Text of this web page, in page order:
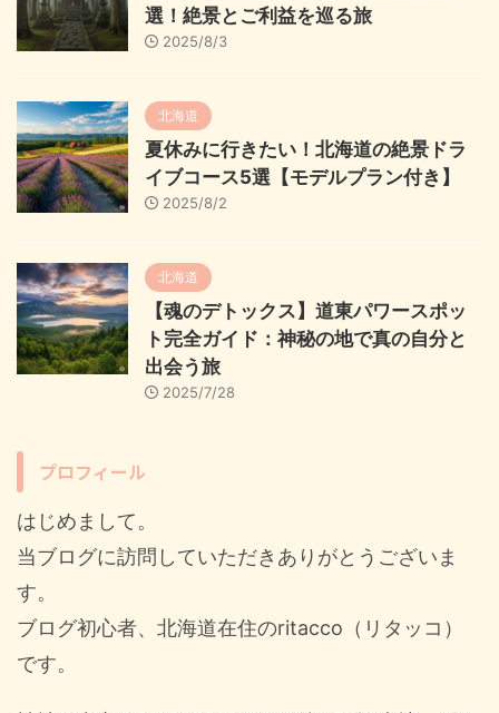
選！絶景とご利益を巡る旅
2025/8/3
北海道
夏休みに行きたい！北海道の絶景ドラ
イブコース5選【モデルプラン付き】
2025/8/2
北海道
【魂のデトックス】道東パワースポッ
ト完全ガイド：神秘の地で真の自分と
出会う旅
2025/7/28
プロフィール
はじめまして。
当ブログに訪問していただきありがとうございま
す。
ブログ初心者、北海道在住のritacco（リタッコ）
です。